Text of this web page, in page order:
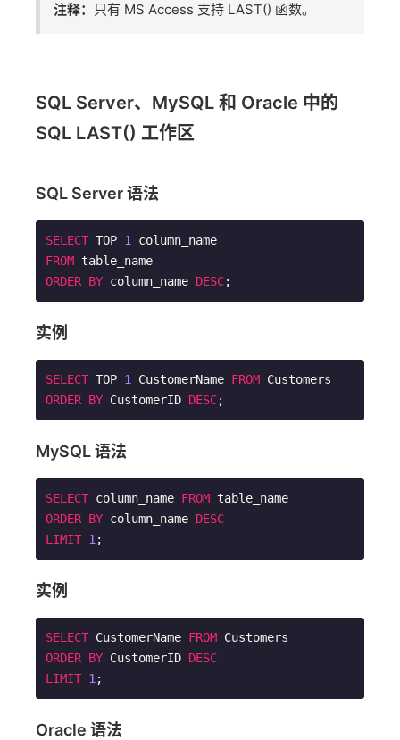
注释： 只有 MS Access 支持 LAST() 函数。
SQL Server、MySQL 和 Oracle 中的
SQL LAST() 工作区
SQL Server 语法
SELECT TOP 1
FROM
ORDER BY column_name DESC;
实例
SELECT TOP 1 CustomerName FROM
ORDER BY CustomerID DESC;
MySQL 语法
SELECT column_name FROM
ORDER BY column_name DESC
LIMIT 1 ;
实例
SELECT CustomerName FROM
ORDER BY CustomerID DESC
LIMIT 1 ;
Oracle 语法